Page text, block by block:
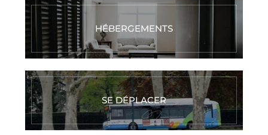
HÉBERGEMENTS
SE DÉPLACER